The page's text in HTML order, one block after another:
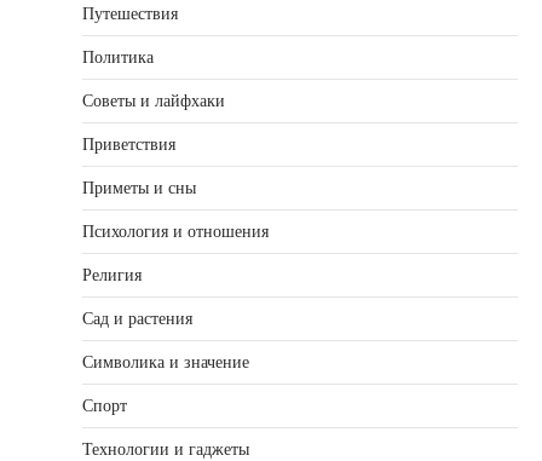
Путешествия
Политика
Советы и лайфхаки
Приветствия
Приметы и сны
Психология и отношения
Религия
Сад и растения
Символика и значение
Спорт
Технологии и гаджеты